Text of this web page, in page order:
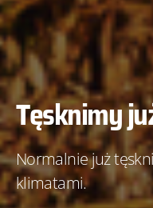
Tęsknimy
Normalnie już
klimatami.